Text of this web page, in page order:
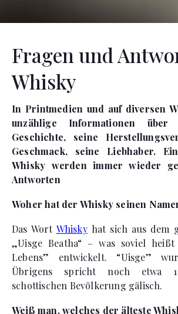
Fragen und
Whisky
In Printmedien und auf diversen
unzählige Informationen über
Geschichte, seine
Geschmack, seine Liebhaber.
Whisky werden immer wieder
Antworten
Woher hat der Whisky seinen
Das Wort Whiskyhat sich aus dem
„Uisge Beatha“ – was soviel heißt
Lebens” entwickelt. “Uisge”
Übrigens spricht noch etwa
schottischen Bevölkerung gälisch.
Weiß man, welches der älteste